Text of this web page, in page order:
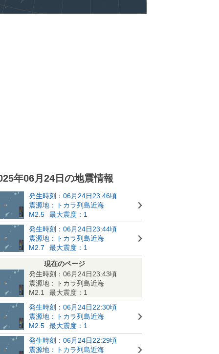
年06月24日の地震情報
発生時刻：06月24日23:46頃
震源地：トカラ列島近海
M2.5
最大震度：1
発生時刻：06月24日23:44頃
震源地：トカラ列島近海
M2.7
最大震度：1
現在のページ
発生時刻：06月24日23:43頃
震源地：トカラ列島近海
M2.1
最大震度：1
発生時刻：06月24日22:30頃
震源地：トカラ列島近海
M2.5
最大震度：1
発生時刻：06月24日22:29頃
震源地：トカラ列島近海